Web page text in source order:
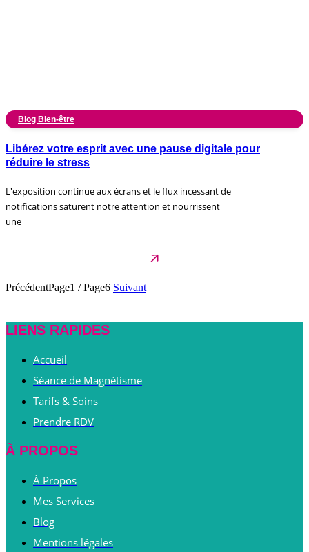
Blog Bien-être
Libérez votre esprit avec une pause digitale pour
réduire le stress
L'exposition continue aux écrans et le flux incessant de
notifications saturent notre attention et nourrissent
une
PrécédentPage1 / Page6 Suivant
LIENS RAPIDES
Accueil
Séance de Magnétisme
Tarifs & Soins
Prendre RDV
À PROPOS
À Propos
Mes Services
Blog
Mentions légales